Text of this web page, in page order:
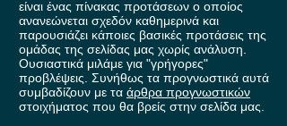
είναι ένας πίνακας προτάσεων ο οποίος
ανανεώνεται σχεδόν καθημερινά και
παρουσιάζει κάποιες βασικές προτάσεις της
ομάδας της σελίδας μας χωρίς ανάλυση.
Ουσιαστικά μιλάμε για "γρήγορες"
προβλέψεις. Συνήθως τα προγνωστικά αυτά
συμβαδίζουν με τα άρθρα προγνωστικών
στοιχήματος που θα βρείς στην σελίδα μας.